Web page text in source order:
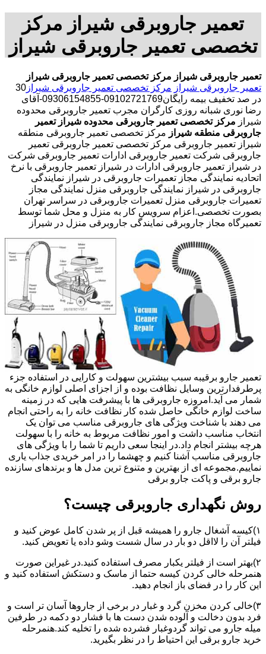
تعمیر جاروبرقی شیراز مرکز
تخصصی تعمیر جاروبرقی شیراز
تعمیر جاروبرقی شیراز مرکز تخصصی تعمیر جاروبرقی شیراز
تعمیر جاروبرقی شیراز مرکز تخصصی تعمیر جاروبرقی شیراز 30
در صد تخفیف بیمه رایگان09102721769-09306154855-آقای
رضا نوری شبانه روزی کارگران مجرب تعمیر جاروبرقی محدوده
شیراز مرکز تخصصی تعمیر جاروبرقی محدوده شیراز تعمیر
جاروبرقی منطقه شیراز مرکز تخصصی تعمیر جاروبرقی منطقه
شیراز تعمیر جاروبرقی مرکز تخصصی تعمیر جاروبرقی تعمیر
جاروبرقی شرکت تعمیر جاروبرقی ادارات تعمیر جاروبرقی شرکت
در شیراز تعمیر جاروبرقی ادارات در شیراز تعمیر جاروبرقی با نرخ
اتحادیه نمایندگی مجاز تعمیرات جاروبرقی در شیراز نمایندگی
جاروبرقی در شیراز نمایندگی جاروبرقی منزل نمایندگی مجاز
تعمیرات جاروبرقی منزل تعمیرات جاروبرقی در سراسر تهران
بصورت تخصصی.اعزام سرویس کار به منزل و محل شما توسط
تعمیرگاه مجاز جاروبرقی نمایندگی جاروبرقی منزل در شیراز
تعمیر جارو برقیبه سبب بیشترین سهولت و کارایی در استفاده جزء
پرطرفدارترین وسایل نظافت بوده و از اجزای اصلی لوازم خانگی به
شمار می آید.امروزه جاروبرقی ها با پیشرفت هایی که در زمینه
ساخت لوازم خانگی حاصل شده کار نظافت خانه را به راحتی انجام
می دهند با شناخت ویژگی های جاروبرقی مناسب می توان یک
انتخاب مناسب داشت و امور نظافت مربوط به خانه را با سهولت
هرچه بیشتر انجام داد.در اینجا سعی داریم تا شما را با ویژگی های
جاروبرقی مناسب آشنا کنیم و چهشما را در امر خریدی جذاب یاری
نماییم.مجموعه ای از بهترین و متنوع ترین مدل ها و برندهای سازنده
جارو برقی و پاکت جارو برقی
روش نگهداری جاروبرقی چیست؟
۱)کیسه آشغال جارو را همیشه قبل از پر شدن کامل عوض کنید و
فیلتر آن را لااقل دو بار در سال شست وشو داده یا تعویض کنید.
۲)بهتر است از فیلتر یکبار مصرف استفاده کنید.در غیراین صورت
هنمرحله خالی کردن کیسه حتما از ماسک و دستکش استفاده کنید و
این کار را در فضای باز انجام دهید.
۳)خالی کردن مخزن گرد و غبار در برخی از جاروها آسان تر است و
فرد بدون دخالت و آلوده شدن دست ها با فشار دو دکمه در طرفین
میله جارو می تواند گردوغبار فشرده شده را تخلیه کند.هنمرحله
خرید جارو برقی این احتیاط را در نظر بگیرید.